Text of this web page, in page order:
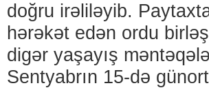
doğru irəliləyib.
hərəkət edən ordu
digər yaşayış
Sentyabrın 15-də